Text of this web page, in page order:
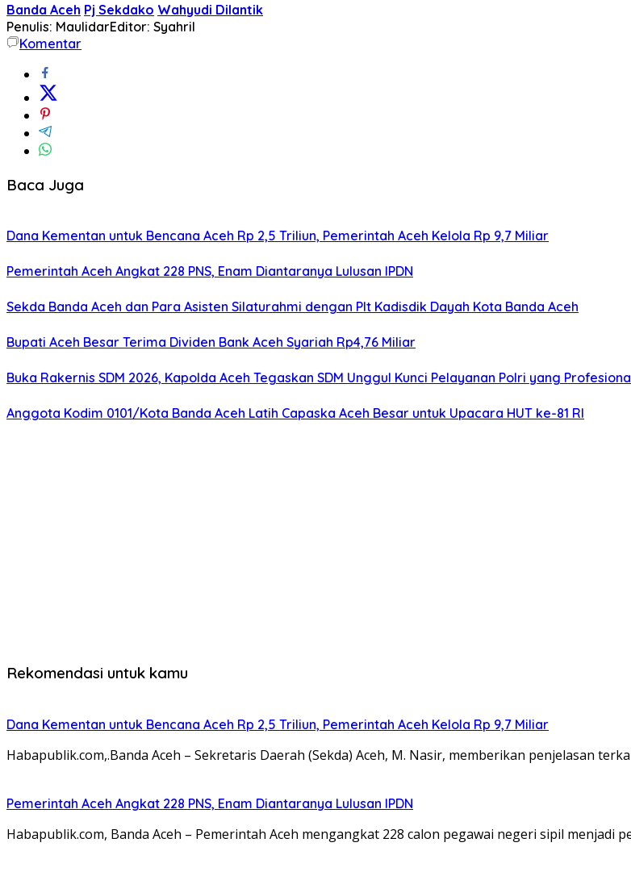
Banda Aceh Pj Sekdako Wahyudi Dilantik
Penulis: MaulidarEditor: Syahril
Komentar
Baca Juga
Dana Kementan untuk Bencana Aceh Rp 2,5 Triliun, Pemerintah Aceh Kelola Rp 9,7 Miliar
Pemerintah Aceh Angkat 228 PNS, Enam Diantaranya Lulusan IPDN
Sekda Banda Aceh dan Para Asisten Silaturahmi dengan Plt Kadisdik Dayah Kota Banda Aceh
Bupati Aceh Besar Terima Dividen Bank Aceh Syariah Rp4,76 Miliar
Buka Rakernis SDM 2026, Kapolda Aceh Tegaskan SDM Unggul Kunci Pelayanan Polri yang
Anggota Kodim 0101/Kota Banda Aceh Latih Capaska Aceh Besar untuk Upacara HUT ke-81 RI
Rekomendasi untuk kamu
Dana Kementan untuk Bencana Aceh Rp 2,5 Triliun, Pemerintah Aceh Kelola Rp 9,7 Miliar
Habapublik.com,.Banda Aceh – Sekretaris Daerah (Sekda) Aceh, M. Nasir, memberikan penjelasan
Pemerintah Aceh Angkat 228 PNS, Enam Diantaranya Lulusan IPDN
Habapublik.com, Banda Aceh – Pemerintah Aceh mengangkat 228 calon pegawai negeri sipil menjadi